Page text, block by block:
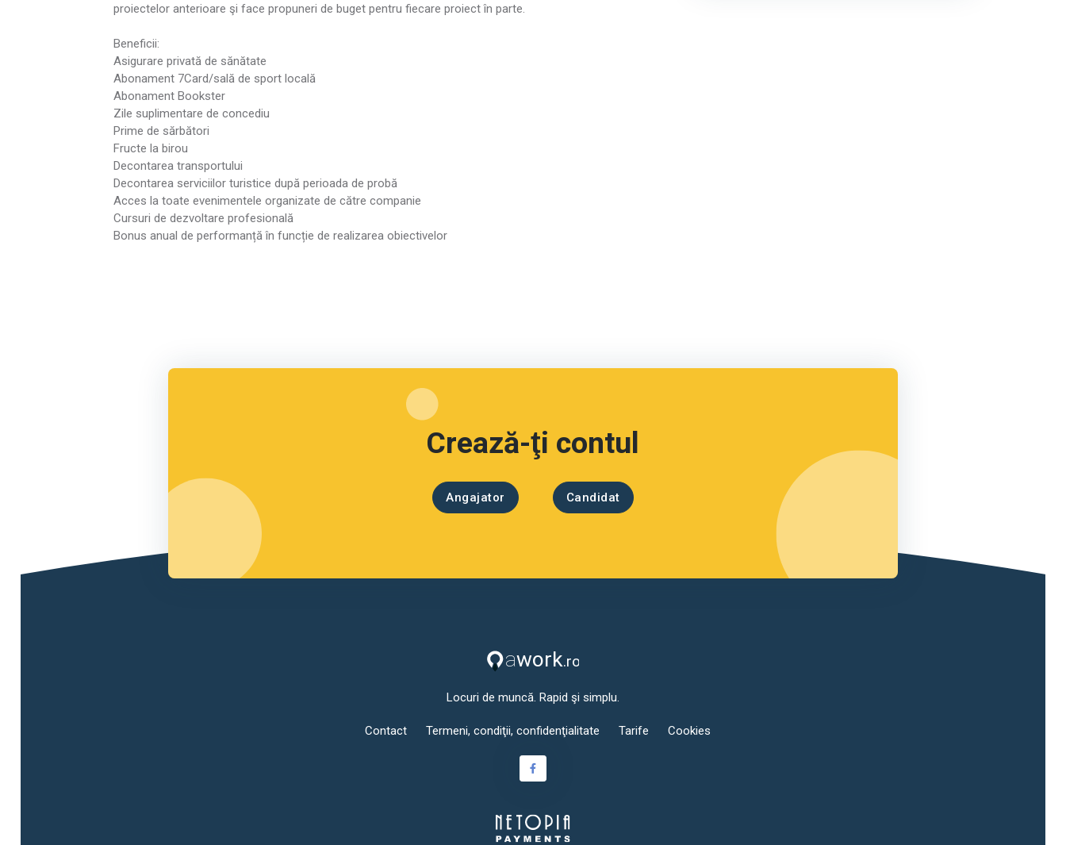
proiectelor anterioare şi face propuneri de buget pentru fiecare proiect în parte.
Beneficii:
Asigurare privată de sănătate
Abonament 7Card/sală de sport locală
Abonament Bookster
Zile suplimentare de concediu
Prime de sărbători
Fructe la birou
Decontarea transportului
Decontarea serviciilor turistice după perioada de probă
Acces la toate evenimentele organizate de către companie
Cursuri de dezvoltare profesională
Bonus anual de performanță în funcție de realizarea obiectivelor
Crează-ţi contul
Angajator Candidat
Locuri de muncă. Rapid şi simplu.
Contact Termeni, condiţii, confidenţialitate Tarife Cookies